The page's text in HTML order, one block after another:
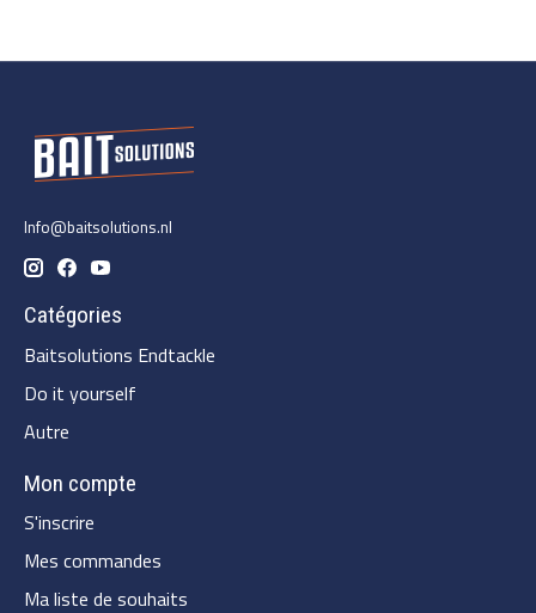
Info@baitsolutions.nl
Catégories
Baitsolutions Endtackle
Do it yourself
Autre
Mon compte
S'inscrire
Mes commandes
Ma liste de souhaits